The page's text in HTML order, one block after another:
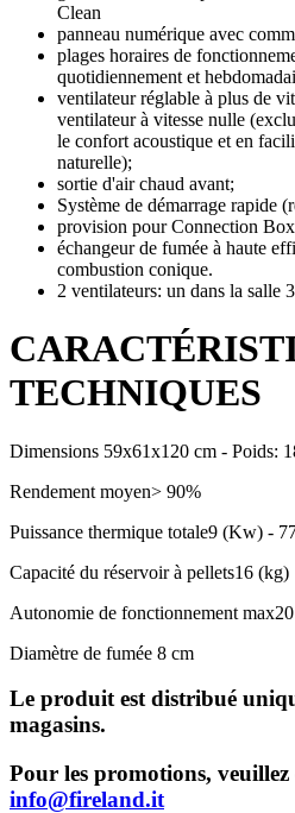
Clean
panneau numérique avec
plages horaires de
quotidiennement et
ventilateur réglable à plus de
ventilateur à vitesse nulle
le confort acoustique et en
naturelle);
sortie d'air chaud avant;
Système de démarrage rapide
provision pour Connection
échangeur de fumée à haute
combustion conique.
2 ventilateurs: un dans la salle
TECHNIQUES
Dimensions 59x61x120 cm - Poids:
Rendement moyen> 90%
Puissance thermique totale9 (Kw) -
Capacité du réservoir à pellets16 (kg)
Autonomie de fonctionnement
Diamètre de fumée 8 cm
Le produit est distribué
magasins.
Pour les promotions, veuillez
info@fireland.it